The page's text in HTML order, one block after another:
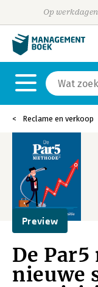
Op
Reclame en verkoop
Preview
De
nieuwe